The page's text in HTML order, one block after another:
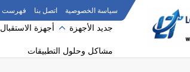
سياسة الخصوصية اتصل بنا فهرست
جديد الأجهزة أجهزة الاستقبال
مشاكل وحلول التطبيقات